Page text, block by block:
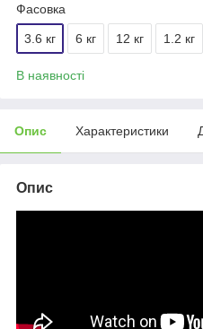
Фасовка
3.6 кг 6 кг 12 кг 1.2 кг
В наявності
Опис Характеристики
Опис